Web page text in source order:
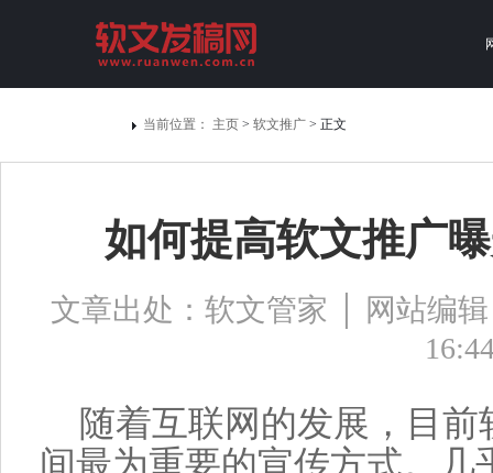
当前位置： 主页 > 软文推广 > 正文
如何提高软文推广
文章出处：软文管家 │ 网站编
随着互联网的发展，目
间最为重要的宣传方式。